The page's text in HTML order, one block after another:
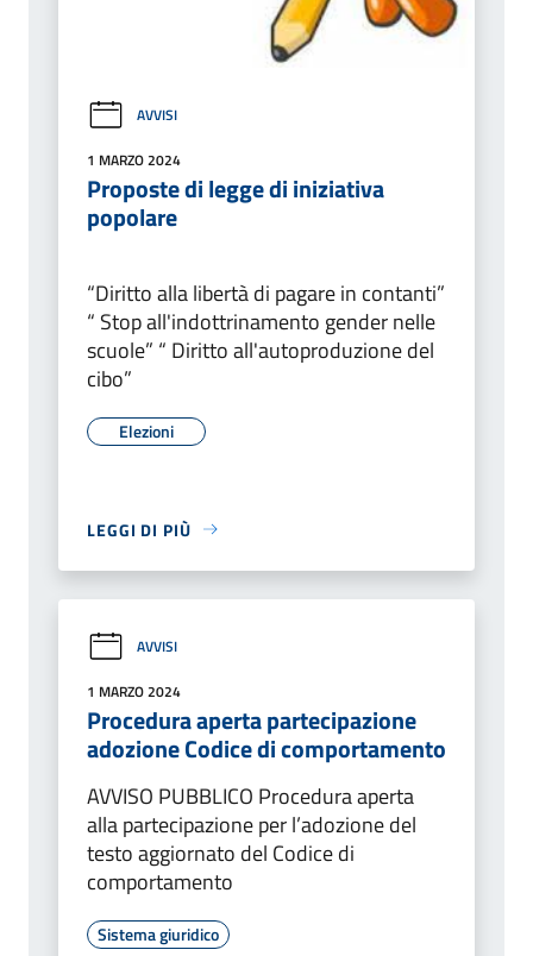
AVVISI
1 MARZO 2024
Proposte di legge di iniziativa
popolare
“Diritto alla libertà di pagare in contanti”
“ Stop all'indottrinamento gender nelle
scuole” “ Diritto all'autoproduzione del
cibo”
Elezioni
LEGGI DI PIÙ
AVVISI
1 MARZO 2024
Procedura aperta partecipazione
adozione Codice di comportamento
AVVISO PUBBLICO Procedura aperta
alla partecipazione per l’adozione del
testo aggiornato del Codice di
comportamento
Sistema giuridico